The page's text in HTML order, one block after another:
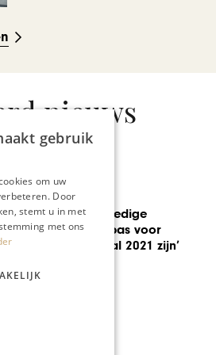
nieuws
XAVIER ONTMOET
‘Nagenoeg volledige
heropstart zal pas voor
tweede kwartaal 2021 zijn’
gebruik
om uw
Door
stemt u in met
met ons